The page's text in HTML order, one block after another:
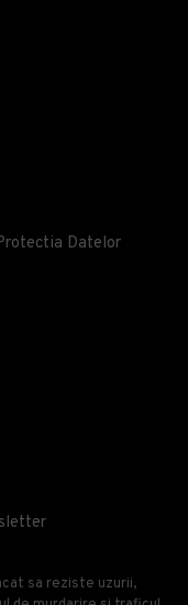
Datelor
sa reziste uzurii,